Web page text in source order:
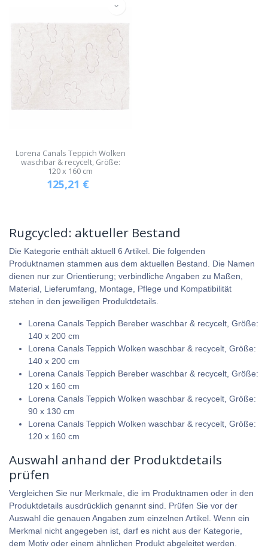
Lorena Canals Teppich Wolken
waschbar & recycelt, Größe:
120 x 160 cm
125,21 €
Rugcycled: aktueller Bestand
Die Kategorie enthält aktuell 6 Artikel. Die folgenden
Produktnamen stammen aus dem aktuellen Bestand. Die Namen
dienen nur zur Orientierung; verbindliche Angaben zu Maßen,
Material, Lieferumfang, Montage, Pflege und Kompatibilität
stehen in den jeweiligen Produktdetails.
Lorena Canals Teppich Bereber waschbar & recycelt, Größe:
140 x 200 cm
Lorena Canals Teppich Wolken waschbar & recycelt, Größe:
140 x 200 cm
Lorena Canals Teppich Bereber waschbar & recycelt, Größe:
120 x 160 cm
Lorena Canals Teppich Wolken waschbar & recycelt, Größe:
90 x 130 cm
Lorena Canals Teppich Wolken waschbar & recycelt, Größe:
120 x 160 cm
Auswahl anhand der Produktdetails
prüfen
Vergleichen Sie nur Merkmale, die im Produktnamen oder in den
Produktdetails ausdrücklich genannt sind. Prüfen Sie vor der
Auswahl die genauen Angaben zum einzelnen Artikel. Wenn ein
Merkmal nicht angegeben ist, darf es nicht aus der Kategorie,
dem Motiv oder einem ähnlichen Produkt abgeleitet werden.